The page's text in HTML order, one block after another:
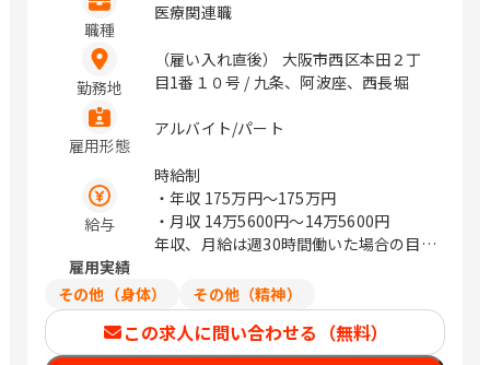
職種
医療関連職
勤務地
（雇い入れ直後） 大阪市西区本田２丁
目1番１０号 / 九条、阿波座、西長堀
雇用形態
アルバイト/パート
給与
時給制
・年収 175万円〜175万円
・月収 14万5600円〜14万5600円
年収、月給は週30時間働いた場合の目安
雇用実績
その他（身体）
その他（精神）
この求人に問い合わせる（無料）